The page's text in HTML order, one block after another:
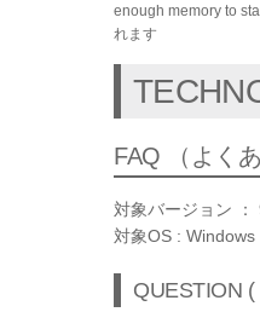
enough memory to
れます
FAQ （よく
対象バージョン ：
対象OS : Windows
QUESTION